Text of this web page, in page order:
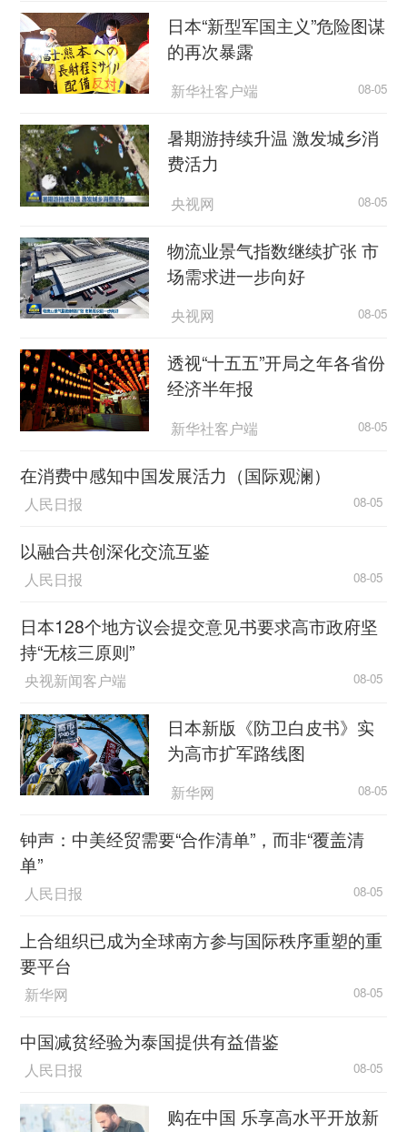
日本“新型军国主义”危险图谋
的再次暴露
新华社客户端 08-05
暑期游持续升温 激发城乡消
费活力
央视网 08-05
物流业景气指数继续扩张 市
场需求进一步向好
央视网 08-05
透视“十五五”开局之年各省份
经济半年报
新华社客户端 08-05
在消费中感知中国发展活力（国际观澜）
人民日报 08-05
以融合共创深化交流互鉴
人民日报 08-05
日本128个地方议会提交意见书要求高市政府坚
持“无核三原则”
央视新闻客户端 08-05
日本新版《防卫白皮书》实
为高市扩军路线图
新华网 08-05
钟声：中美经贸需要“合作清单”，而非“覆盖清
单”
人民日报 08-05
上合组织已成为全球南方参与国际秩序重塑的重
要平台
新华网 08-05
中国减贫经验为泰国提供有益借鉴
人民日报 08-05
购在中国 乐享高水平开放新